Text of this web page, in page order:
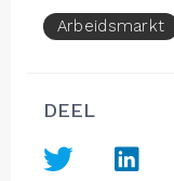
Arbeidsmarkt
DEEL